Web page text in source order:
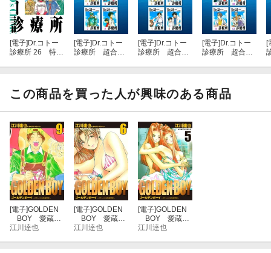
[電子]Dr.コトー
診療所 26 特別
×アルト出版）
[電子]Dr.コトー
診療所 超合
[電子]Dr.コトー
診療所 超合
[電子]Dr.コトー
診療所 超合
[
この商品を買った人が興味のある商品
[電子]GOLDEN
BOY 愛蔵
版 9
江川達也
[電子]GOLDEN
BOY 愛蔵
版 6
江川達也
[電子]GOLDEN
BOY 愛蔵
版 5
江川達也